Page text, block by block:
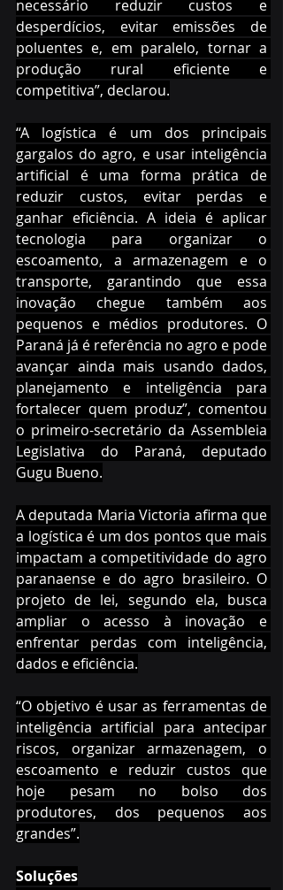
necessário reduzir custos e
desperdícios, evitar emissões de
poluentes e, em paralelo, tornar a
produção rural eficiente e
competitiva”, declarou.
“A logística é um dos principais
gargalos do agro, e usar inteligência
artificial é uma forma prática de
reduzir custos, evitar perdas e
ganhar eficiência. A ideia é aplicar
tecnologia para organizar o
escoamento, a armazenagem e o
transporte, garantindo que essa
inovação chegue também aos
pequenos e médios produtores. O
Paraná já é referência no agro e pode
avançar ainda mais usando dados,
planejamento e inteligência para
fortalecer quem produz”, comentou
o primeiro-secretário da Assembleia
Legislativa do Paraná, deputado
Gugu Bueno.
A deputada Maria Victoria afirma que
a logística é um dos pontos que mais
impactam a competitividade do agro
paranaense e do agro brasileiro. O
projeto de lei, segundo ela, busca
ampliar o acesso à inovação e
enfrentar perdas com inteligência,
dados e eficiência.
“O objetivo é usar as ferramentas de
inteligência artificial para antecipar
riscos, organizar armazenagem, o
escoamento e reduzir custos que
hoje pesam no bolso dos
produtores, dos pequenos aos
grandes”.
Soluções